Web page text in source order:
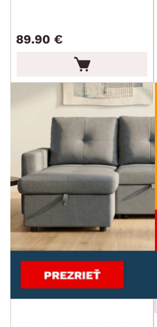
89.90 €